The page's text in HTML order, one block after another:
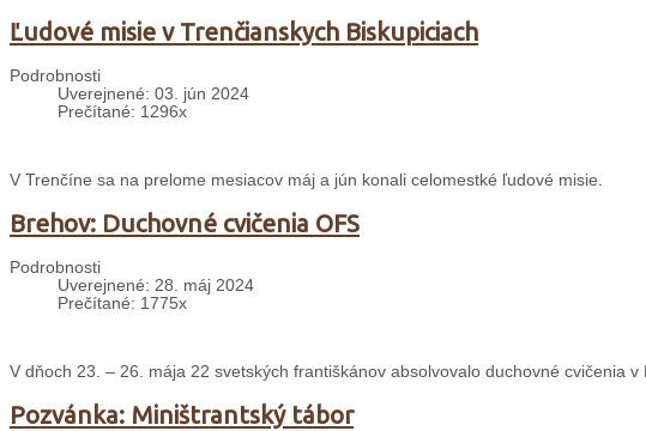
Ľudové misie v Trenčianskych Biskupiciach
Podrobnosti
Uverejnené: 03. jún 2024
Prečítané: 1296x
V Trenčíne sa na prelome mesiacov máj a jún konali celomestké ľudové misie.
Brehov: Duchovné cvičenia OFS
Podrobnosti
Uverejnené: 28. máj 2024
Prečítané: 1775x
V dňoch 23. – 26. mája 22 svetských františkánov absolvovalo duchovné cvičenia v
Pozvánka: Miništrantský tábor